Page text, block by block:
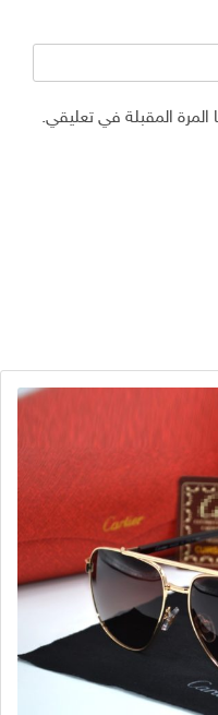
المقبلة في تعليقي.